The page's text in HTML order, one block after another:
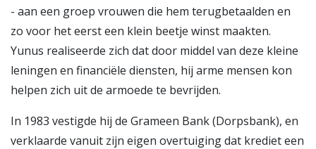
- aan een groep vrouwen die hem terugbetaalden en
zo voor het eerst een klein beetje winst maakten.
Yunus realiseerde zich dat door middel van deze kleine
leningen en financiële diensten, hij arme mensen kon
helpen zich uit de armoede te bevrijden.
In 1983 vestigde hij de Grameen Bank (Dorpsbank), en
verklaarde vanuit zijn eigen overtuiging dat krediet een